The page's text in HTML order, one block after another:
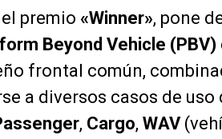
premio «Winner», pone
Beyond Vehicle (PBV)
frontal común,
a diversos casos de
, Cargo, WAV